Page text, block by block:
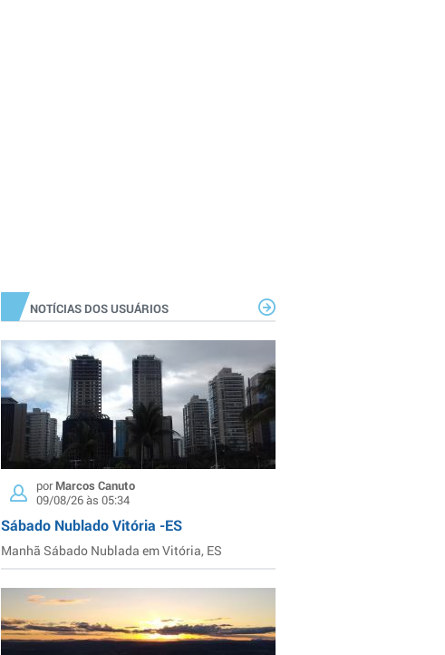
NOTÍCIAS DOS USUÁRIOS
porMarcos Canuto
09/08/26 às 05:34
Sábado Nublado Vitória -ES
Manhã Sábado Nublada em Vitória, ES